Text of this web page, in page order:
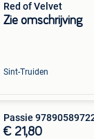
Red of Velvet
Zie omschrijving
Sint-Truiden
Passie
€ 21,80